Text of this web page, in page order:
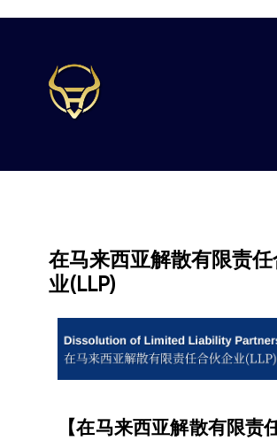
在马来西亚解散有限责
业(LLP)
【在马来西亚解散有限责